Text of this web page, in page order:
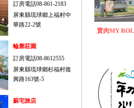
訂房電話08-861-2183
屏東縣琉球鄉上福村中
華路22-2號
輪廓莊園
訂房電話08-8612555
屏東縣琉球鄉杉福村復
興路163號-5
蘇宅旅店
賣肉MY